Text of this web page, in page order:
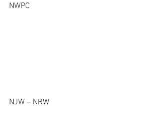
NWPC
NJW – NRW